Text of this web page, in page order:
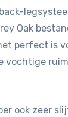
Oak
perfect is
vochtige
ook zeer